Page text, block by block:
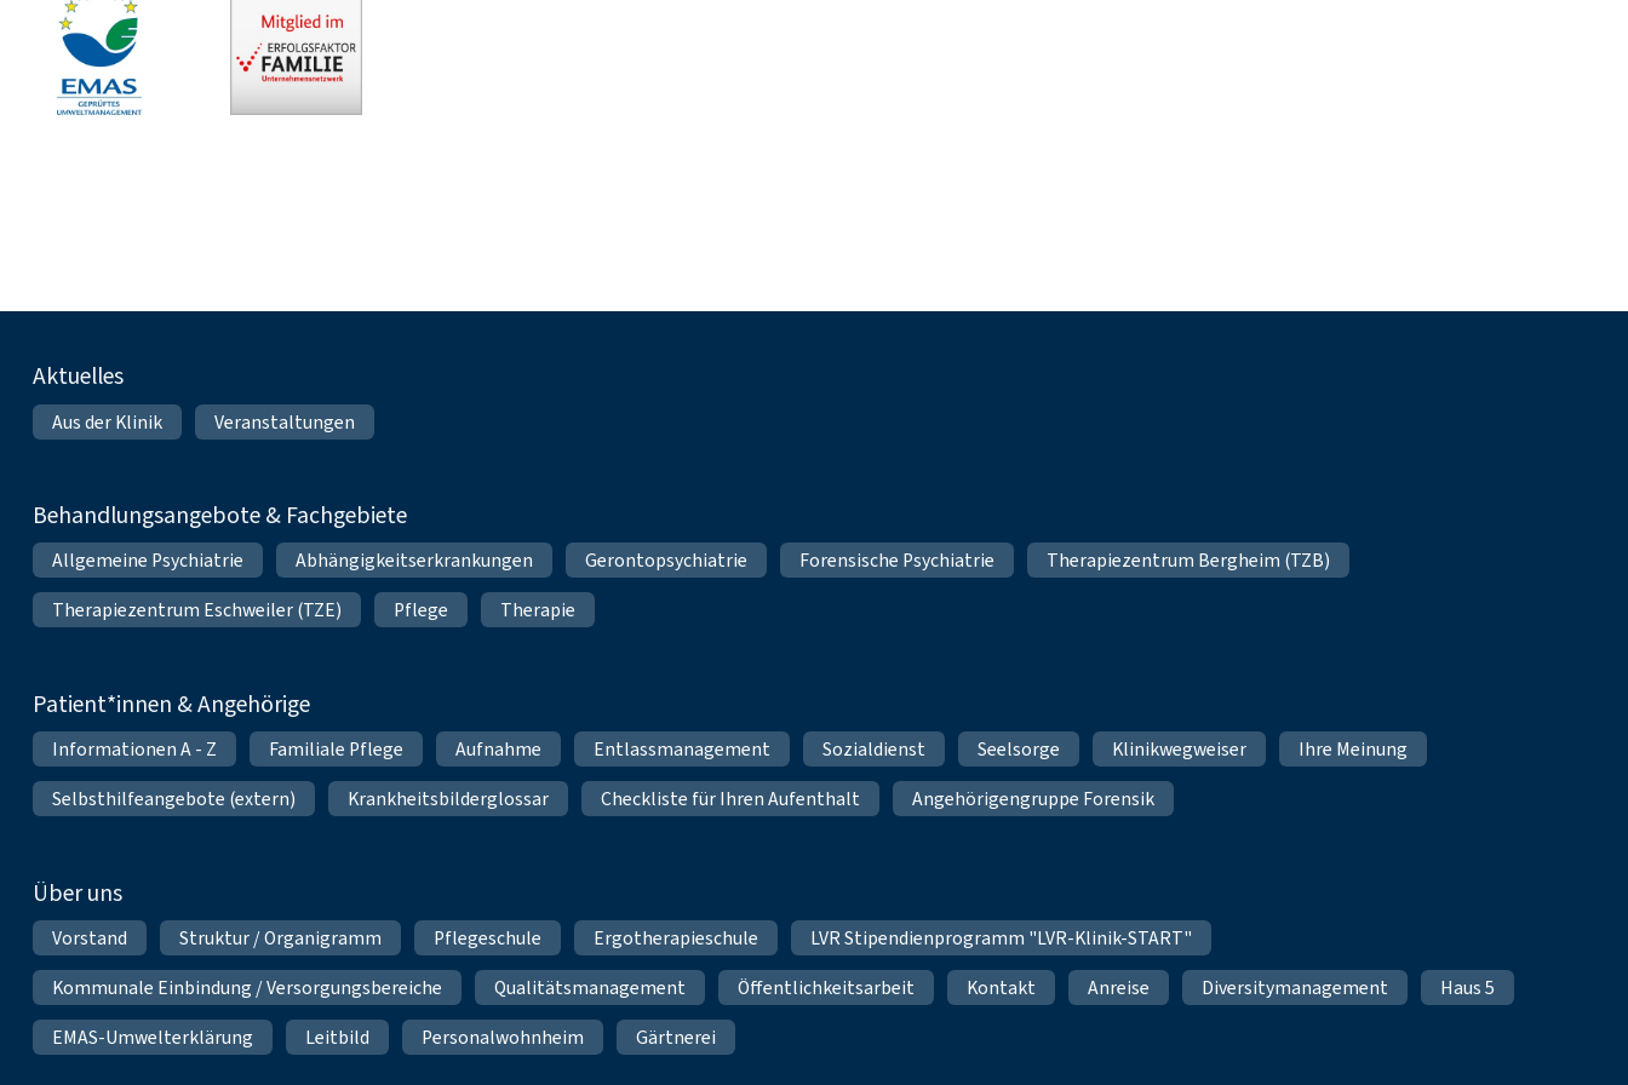
Fußnavigation
Aktuelles
Aus der Klinik Veranstaltungen
Behandlungsangebote & Fachgebiete
Allgemeine Psychiatrie Abhängigkeitserkrankungen Gerontopsychiatrie Forensische Psychiatrie
Therapiezentrum Bergheim (TZB)
Therapiezentrum Eschweiler (TZE)
Pflege Therapie
Patient*innen & Angehörige
Informationen A - Z Familiale Pflege Aufnahme Entlassmanagement Sozialdienst Seelsorge Klinikwegweiser
Ihre Meinung
Selbsthilfeangebote (extern)
Krankheitsbilderglossar Checkliste für Ihren Aufenthalt Angehörigengruppe Forensik
Über uns
Vorstand Struktur / Organigramm Pflegeschule Ergotherapieschule
LVR Stipendienprogramm "LVR-Klinik-START"
Kommunale Einbindung / Versorgungsbereiche
Qualitätsmanagement Öffentlichkeitsarbeit Kontakt Anreise Diversitymanagement
Haus 5
EMAS-Umwelterklärung
Leitbild Personalwohnheim Gärtnerei